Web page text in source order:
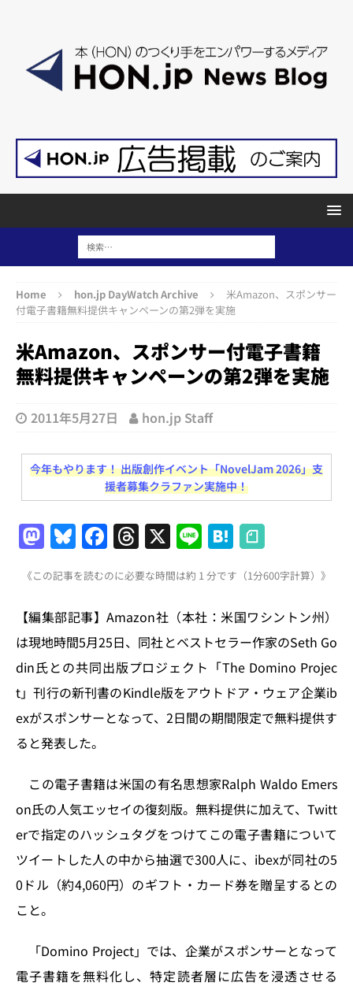
Home hon.jp DayWatch Archive
米Amazon、スポンサー
付電子書籍無料提供キャンペーンの第2弾を実施
米Amazon、スポンサー付電子書籍
無料提供キャンペーンの第2弾を実施
2011年5月27日 hon.jp Staff
今年もやります！ 出版創作イベント「NovelJam 2026」支
援者募集クラファン実施中！
M
a
st
o
d
o
n
Bl
u
e
s
k
y
F
a
c
e
b
o
o
k
T
h
re
a
d
s
X Li
n
e
H
at
e
n
a
《この記事を読むのに必要な時間は約 1 分です（1分600字計算）》
【編集部記事】Amazon社（本社：米国ワシントン州）
は現地時間5月25日、同社とベストセラー作家のSeth Go
din氏との共同出版プロジェクト「The Domino Projec
t」刊行の新刊書のKindle版をアウトドア・ウェア企業ib
exがスポンサーとなって、2日間の期間限定で無料提供す
ると発表した。
この電子書籍は米国の有名思想家Ralph Waldo Emers
on氏の人気エッセイの復刻版。無料提供に加えて、Twitt
erで指定のハッシュタグをつけてこの電子書籍について
ツイートした人の中から抽選で300人に、ibexが同社の5
0ドル（約4,060円）のギフト・カード券を贈呈するとの
こと。
「Domino Project」では、企業がスポンサーとなって
電子書籍を無料化し、特定読者層に広告を浸透させる